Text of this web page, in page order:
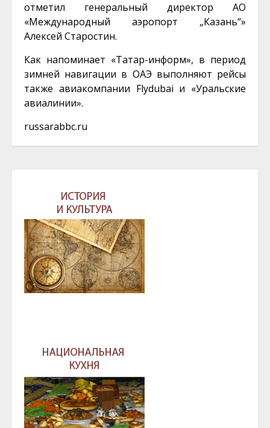
отметил генеральный директор АО
«Международный аэропорт „Казань“»
Алексей Старостин.
Как напоминает «Татар-информ», в период
зимней навигации в ОАЭ выполняют рейсы
также авиакомпании Flydubai и «Уральские
авиалинии».
russarabbc.ru